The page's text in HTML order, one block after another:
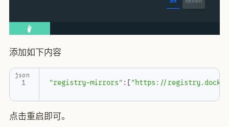
添加如下内容
1 "registry-mirrors": ["https://
json
点击重启即可。